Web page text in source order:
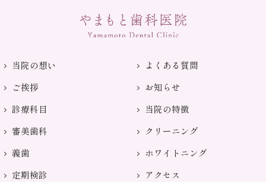
当院の想い
よくある質問
ご挨拶
お知らせ
診療科目
当院の特徴
審美歯科
クリーニング
義歯
ホワイトニング
定期検診
アクセス